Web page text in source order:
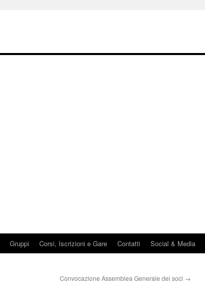
Gruppi Corsi, Iscrizioni e Gare Contatti Social & Media
Convocazione Assemblea Generale dei soci →